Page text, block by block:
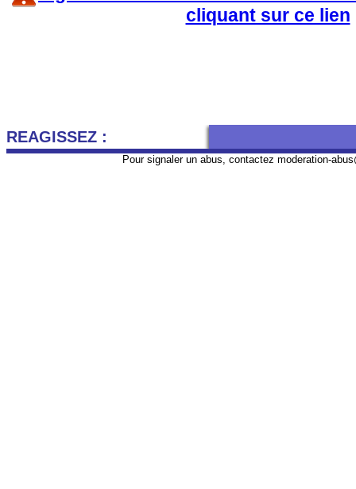
cliquant sur ce lien
REAGISSEZ :
Pour signaler un abus, contactez moderation-